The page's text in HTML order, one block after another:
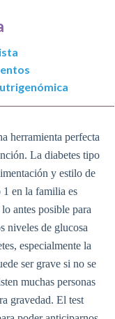
herramienta perfecta
La diabetes tipo
y estilo de
1 en la familia es
antes posible para
niveles de glucosa
especialmente la
ser grave si no se
muchas personas
gravedad. El test